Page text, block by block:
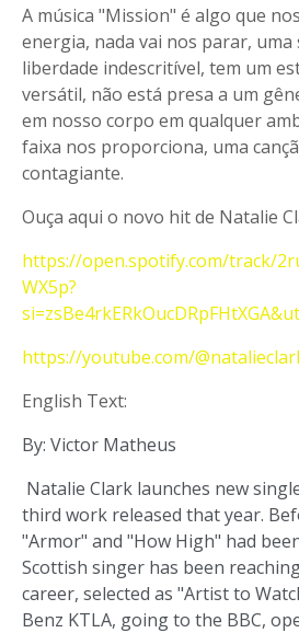
A música "Mission" é algo que
energia, nada vai nos parar, uma
liberdade indescritível, tem um
versátil, não está presa a um
em nosso corpo em qualquer
faixa nos proporciona, uma
contagiante.
Ouça aqui o novo hit de Natalie
https://open.spotify.com/track/
WX5p?
https://youtube.com/
English Text:
By: Victor Matheus
Natalie Clark launches new
third work released that year.
"Armor" and "How High" had
Scottish singer has been
career, selected as "Artist to
Benz KTLA, going to the BBC,